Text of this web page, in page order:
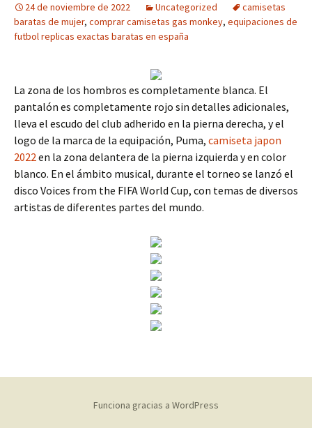
24 de noviembre de 2022 Uncategorized
camisetas
baratas de mujer, comprar camisetas gas monkey, equipaciones de
futbol replicas exactas baratas en españa
La zona de los hombros es completamente blanca. El
pantalón es completamente rojo sin detalles adicionales,
lleva el escudo del club adherido en la pierna derecha, y el
logo de la marca de la equipación, Puma, camiseta japon
2022en la zona delantera de la pierna izquierda y en color
blanco. En el ámbito musical, durante el torneo se lanzó el
disco Voices from the FIFA World Cup, con temas de diversos
artistas de diferentes partes del mundo.
Funciona gracias a WordPress